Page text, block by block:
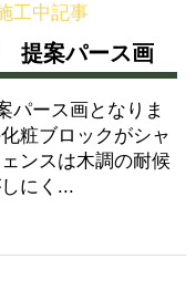
工中記事
提案パース画
ース画となりま
粧ブロックがシャ
ンスは木調の耐候
にく...